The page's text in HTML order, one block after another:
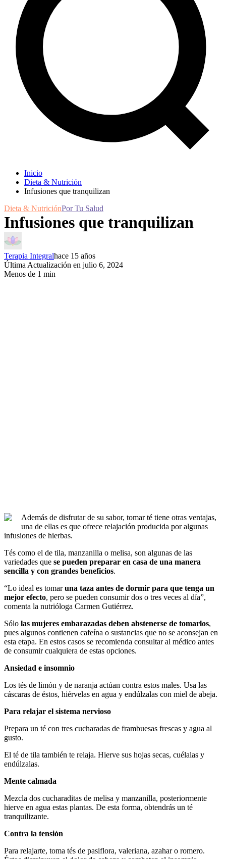
Inicio
Dieta & Nutrición
Infusiones que tranquilizan
Dieta & NutriciónPor Tu Salud
Infusiones que tranquilizan
Terapia Integralhace 15 años
Última Actualización en julio 6, 2024
Menos de 1 min
Además de disfrutar de su sabor, tomar té tiene otras ventajas,
una de ellas es que ofrece relajación producida por algunas
infusiones de hierbas.
Tés como el de tila, manzanilla o melisa, son algunas de las
variedades que se pueden preparar en casa de una manera
sencilla y con grandes beneficios.
“Lo ideal es tomaruna taza antes de dormir para que tenga un
mejor efecto, pero se pueden consumir dos o tres veces al día”,
comenta la nutrióloga Carmen Gutiérrez.
Sólo las mujeres embarazadas deben abstenerse de tomarlos,
pues algunos contienen cafeína o sustancias que no se aconsejan en
esta etapa. En estos casos se recomienda consultar al médico antes
de consumir cualquiera de estas opciones.
Ansiedad e insomnio
Los tés de limón y de naranja actúan contra estos males. Usa las
cáscaras de éstos, hiérvelas en agua y endúlzalas con miel de abeja.
Para relajar el sistema nervioso
Prepara un té con tres cucharadas de frambuesas frescas y agua al
gusto.
El té de tila también te relaja. Hierve sus hojas secas, cuélalas y
endúlzalas.
Mente calmada
Mezcla dos cucharaditas de melisa y manzanilla, posteriormente
hierve en agua estas plantas. De esta forma, obtendrás un té
tranquilizante.
Contra la tensión
Para relajarte, toma tés de pasiflora, valeriana, azahar o romero.